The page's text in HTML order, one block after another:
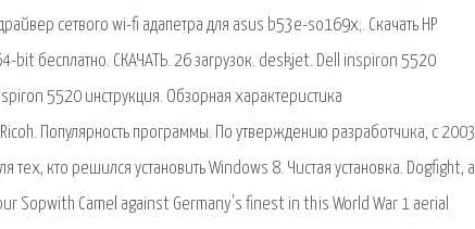
сетвого wi-fi адапетра для asus b53e-so169x;. Скачать HP
bit бесплатно. СКАЧАТЬ. 26 загрузок. deskjet. Dell inspiron 5520
5520 инструкция. Обзорная характеристика
Популярность программы. По утверждению разработчика, с 2003
кто решился установить Windows 8. Чистая установка. Dogfight, a
Sopwith Camel against Germany's finest in this World War 1 aerial